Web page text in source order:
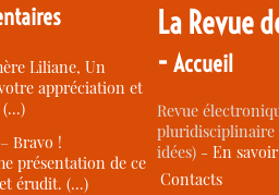
Liliane, Un
appréciation et
(…)
–Bravo !
présentation de ce
érudit. (…)
La Revue
-Accueil
Revue
idées) -En
Contacts